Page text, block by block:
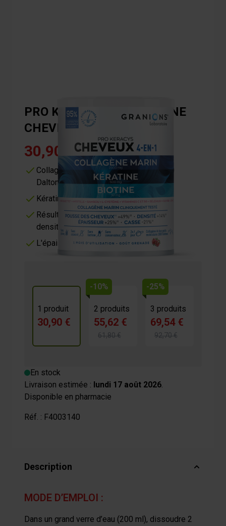
PRO KERACYS - COLLAGÈNE
CHEVEUX 4-EN-1 POUDRE
30,90 € 4.1/5 -10 avis
Collagène marin hydrolysé type I (2000
Daltons)
Kératine ultra dosée
Résultats prouvés sur la croissance, la
densité..
L'épaisseur et réduit la casse
1 produit
30,90 €
-10%
2 produits
55,62 €
61,80 €
-25%
3 produits
69,54 €
92,70 €
En stock
Livraison estimée : lundi 17 août 2026.
Disponible en pharmacie
Réf. : F4003140
Description
MODE D’EMPLOI :
Dans un grand verre d’eau (200 ml), dissoudre 2